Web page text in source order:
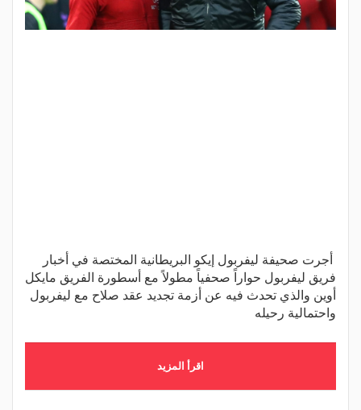
أجرت صحيفة ليفربول إيكو البريطانية المختصة في أخبار
فريق ليفربول حواراً صحفياً مطولاً مع أسطورة الفريق مايكل
أوين والذي تحدث فيه عن أزمة تجديد عقد صلاح مع ليفربول
واحتمالية رحيله
اقرأ المزيد